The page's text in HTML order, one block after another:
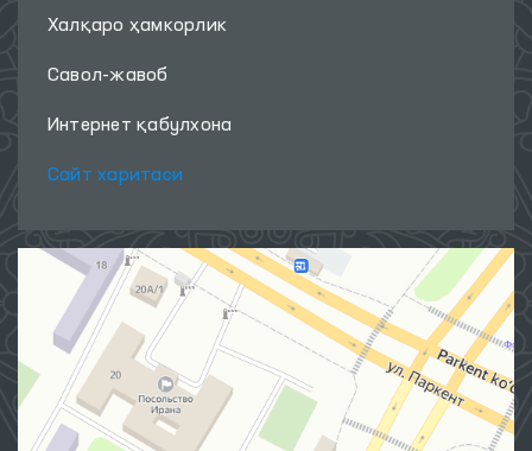
Халқаро ҳамкорлик
Савол-жавоб
Интернет қабулхона
Сайт харитаси